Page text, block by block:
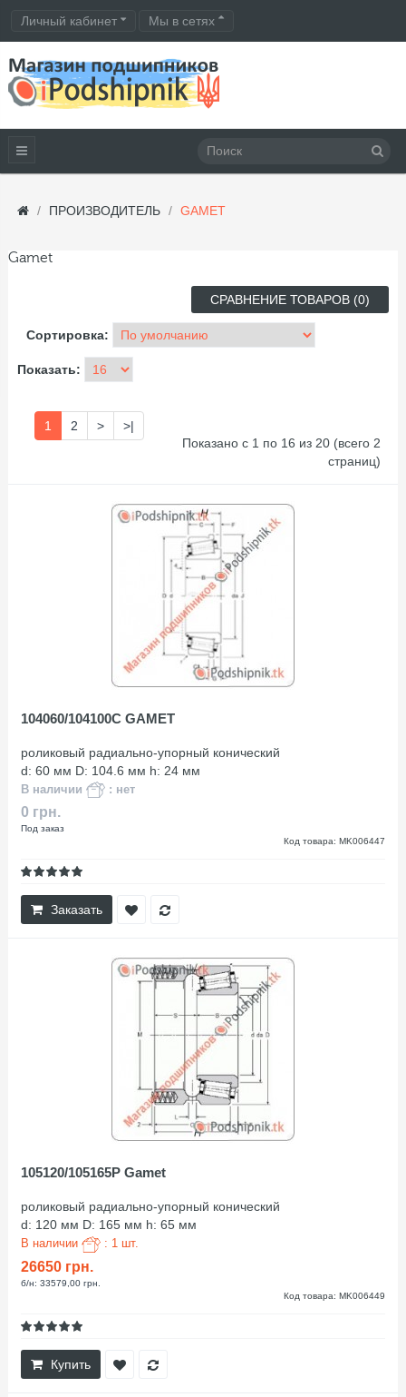
Личный кабинет Мы в сетях
ПРОИЗВОДИТЕЛЬ GAMET
Gamet
СРАВНЕНИЕ ТОВАРОВ (0)
Сортировка:
Показать:
1 2 >
>|
Показано с 1 по 16 из 20 (всего 2
страниц)
104060/104100C GAMET
роликовый радиально-упорный конический
d: 60 мм D: 104.6 мм h: 24 мм
В наличии : нет
0 грн.
Под заказ
Код товара: MK006447
Заказать
105120/105165P Gamet
роликовый радиально-упорный конический
d: 120 мм D: 165 мм h: 65 мм
В наличии : 1 шт.
26650 грн.
б/н: 33579,00 грн.
Код товара: MK006449
Купить